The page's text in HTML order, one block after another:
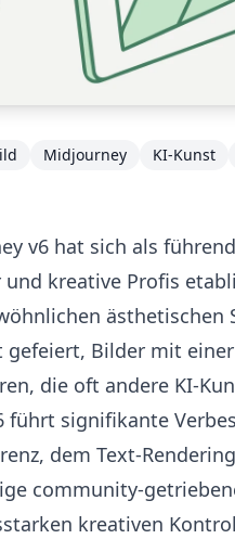
Midjourney KI-Kunst
v6 hat sich als
und kreative Profis
gefeiert, Bilder mit
die oft andere KI-
führt signifikante
dem Text-
community-
kreativen